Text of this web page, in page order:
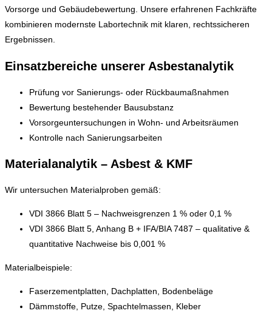
Vorsorge und Gebäudebewertung. Unsere erfahrenen Fachkräfte
kombinieren modernste Labortechnik mit klaren, rechtssicheren
Ergebnissen.
Einsatzbereiche unserer Asbestanalytik
Prüfung vor Sanierungs- oder Rückbaumaßnahmen
Bewertung bestehender Bausubstanz
Vorsorgeuntersuchungen in Wohn- und Arbeitsräumen
Kontrolle nach Sanierungsarbeiten
Materialanalytik – Asbest & KMF
Wir untersuchen Materialproben gemäß:
VDI 3866 Blatt 5 – Nachweisgrenzen 1 % oder 0,1 %
VDI 3866 Blatt 5, Anhang B + IFA/BIA 7487 – qualitative &
quantitative Nachweise bis 0,001 %
Materialbeispiele:
Faserzementplatten, Dachplatten, Bodenbeläge
Dämmstoffe, Putze, Spachtelmassen, Kleber